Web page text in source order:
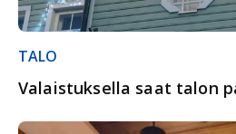
TALO
Valaistuksella saat talon